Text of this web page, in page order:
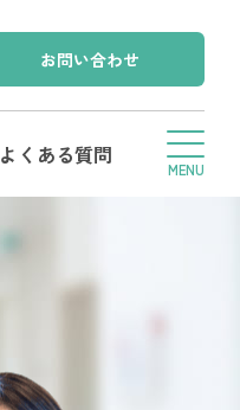
お問い合わせ
よくある質問